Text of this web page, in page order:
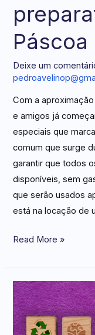
Páscoa
Deixe um
Com a
e amigos já
especiais que
comum que surge
garantir que todos
disponíveis, sem
que serão usados
está na locação de
Read More »
Consumo
consciente:
Um